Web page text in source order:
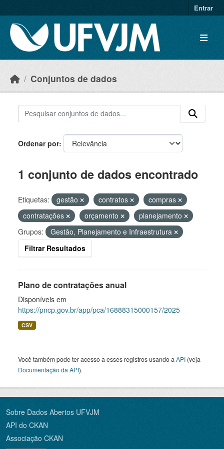
Entrar
Conjuntos de dados
Ordenar por
1 conjunto de dados encontrado
Etiquetas: gestão contratos
compras
contratações
orçamento
planejamento
Grupos:
Gestão, Planejamento e Infraestrutura
Filtrar Resultados
Plano de contratações anual
Disponíveis em
https://pncp.gov.br/app/pca/16888315000157/2025
CSV
Você também pode ter acesso a esses registros usando a API (veja
Documentação da API).
Sobre Dados Abertos UFVJM
API do CKAN
Associação CKAN